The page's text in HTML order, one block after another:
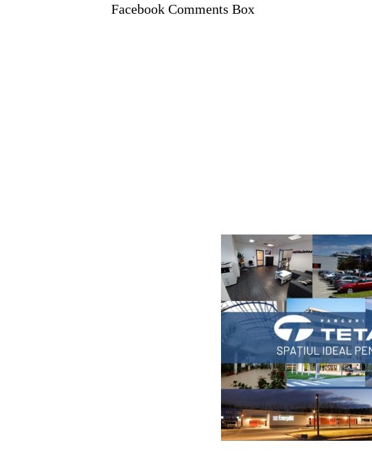
Facebook Comments Box